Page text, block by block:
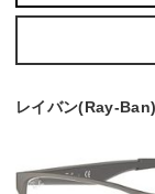
レイバン(Ray-